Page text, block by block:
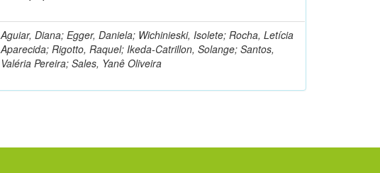
Aguiar, Diana; Egger, Daniela; Wichinieski, Isolete; Rocha, Letícia
Aparecida; Rigotto, Raquel; Ikeda-Catrillon, Solange; Santos,
Valéria Pereira; Sales, Yanê Oliveira